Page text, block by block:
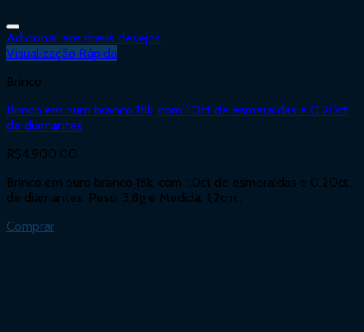
Adicionar aos meus desejos
Visualização Rápida
Brinco
Brinco em ouro branco 18k, com 1.0ct de esmeraldas e 0.20ct
de diamantes
R$4.900,00
Brinco em ouro branco 18k, com 1.0ct de esmeraldas e 0.20ct
de diamantes. Peso: 3,8g e Medida: 1,2cm .
Comprar